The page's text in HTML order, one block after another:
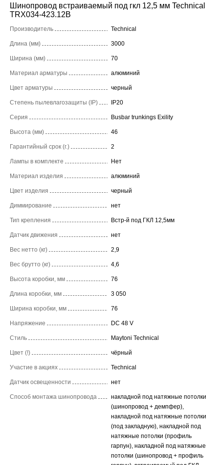
Шинопровод встраиваемый под гкл 12,5 мм Technical
TRX034-423.12B
Производитель Technical
Длина (мм) 3000
Ширина (мм) 70
Материал арматуры алюминий
Цвет арматуры черный
Степень пылевлагозащиты (IP) IP20
Серия Busbar trunkings Exility
Высота (мм) 46
Гарантийный срок (г.) 2
Лампы в комплекте Нет
Материал изделия алюминий
Цвет изделия черный
Диммирование нет
Тип крепления Встр-й под ГКЛ 12,5мм
Датчик движения нет
Вес нетто (кг) 2,9
Вес брутто (кг) 4,6
Высота коробки, мм 76
Длина коробки, мм 3 050
Ширина коробки, мм 76
Напряжение DC 48 V
Стиль Maytoni Technical
Цвет (!) чёрный
Участие в акциях Technical
Датчик освещенности нет
Способ монтажа шинопровода
накладной под натяжные потолки
(шинопровод + демпфер),
накладной под натяжные потолки
(под закладную), накладной под
натяжные потолки (профиль
гарпун), накладной под натяжные
потолки (шинопровод + профиль